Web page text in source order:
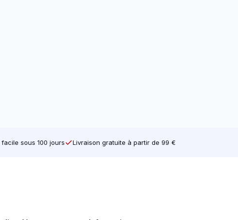
facile sous 100 jours Livraison gratuite à partir de 99 €